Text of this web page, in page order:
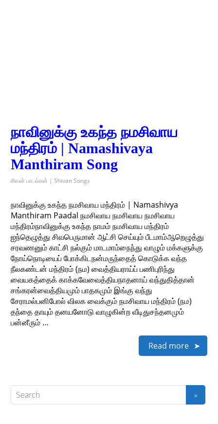
நாவினுக்கு உகந்த நமசிவாய
மந்திரம் | Namashivaya
Manthiram Song
சிவன் பாடல்கள் | Shivan Songs
நாவினுக்கு உகந்த நமசிவாய மந்திரம் | Namashivya
Manthiram Paadal நமசிவாய நமசிவாய நமசிவாய
மந்திரம்நாவினுக்கு உகந்த நாமம் நமசிவாய மந்திரம்
ஐந்தெழுத்து சிவபெருமான் ஆட்சி செய்யும் பீடமாம்ஆறெழுத்து
சரவணனும் காட்சி நல்கும் மாடமாம்நைந்து வாழும் மக்களுக்கு
நோய்நொடியைப் போக்கிடநன்மருந்தைத் கொடுக்க வந்த
நீலகண்டன் மந்திரம் (நம) வைத்தியராய்ப் பணிபுரிந்து
வையகத்தைக் காக்கவேவைத்தியநாதனாய் வந்துதித்தான்
சங்கரன்வைத்தியமும் பாதகமும் இங்கு வந்து
சேராமல்பனிபோல் விலக வைக்கும் நமசிவாய மந்திரம் (நம)
தந்தை தாயும் தனயனோடு வாழுகின்ற வீடிதுசந்தனமும்
பன்னீரும் …
Read more